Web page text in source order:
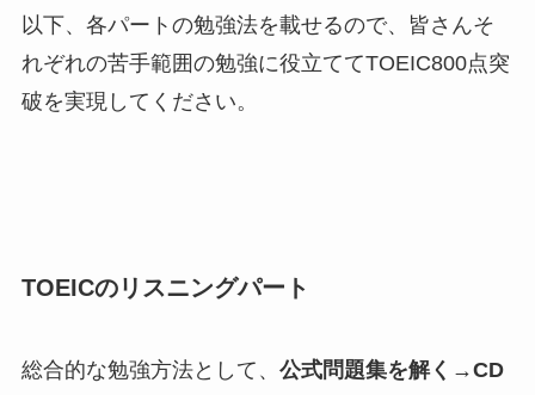
以下、各パートの勉強法を載せるので、皆さんそ
れぞれの苦手範囲の勉強に役立ててTOEIC800点突
破を実現してください。
TOEICのリスニングパート
総合的な勉強方法として、 公式問題集を解く→CD